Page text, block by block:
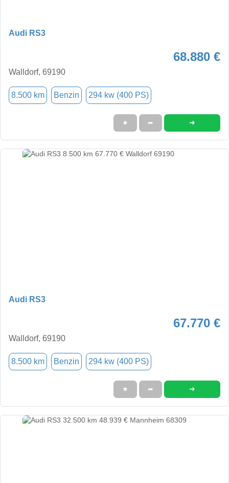
Audi RS3
68.880 €
Walldorf, 69190
8.500 km Benzin 294 kw (400 PS)
★ ➦ ➜
Audi RS3
67.770 €
Walldorf, 69190
8.500 km Benzin 294 kw (400 PS)
★ ➦ ➜